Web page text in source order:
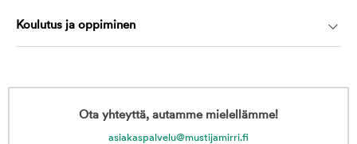
Koulutus ja oppiminen
Ota yhteyttä, autamme mielellämme!
asiakaspalvelu@mustijamirri.fi